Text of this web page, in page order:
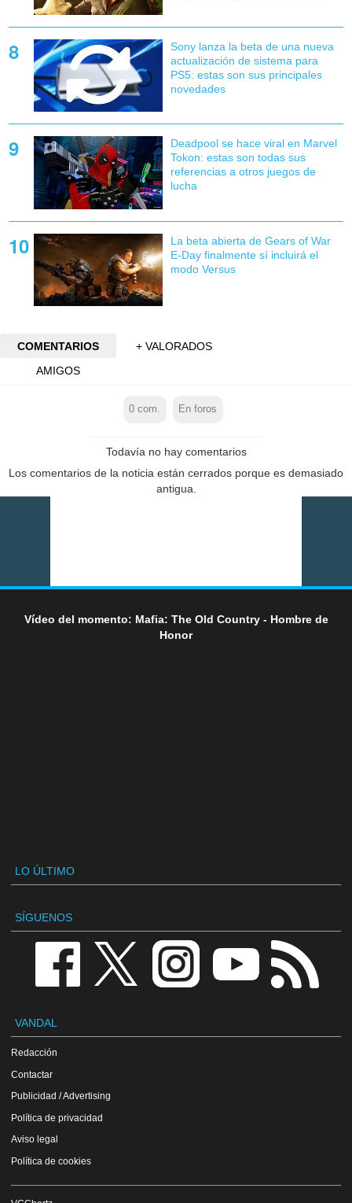
Sony lanza la beta de una nueva
actualización de sistema para
PS5: estas son sus principales
novedades
Deadpool se hace viral en Marvel
Tokon: estas son todas sus
referencias a otros juegos de
lucha
La beta abierta de Gears of War
E-Day finalmente sí incluirá el
modo Versus
COMENTARIOS
+ VALORADOS
AMIGOS
0 com. En foros
Todavía no hay comentarios
Los comentarios de la noticia están cerrados porque es demasiado
antigua.
Vídeo del momento: Mafia: The Old Country - Hombre de
Honor
LO ÚLTIMO
SÍGUENOS
VANDAL
Redacción
Contactar
Publicidad / Advertising
Política de privacidad
Aviso legal
Política de cookies